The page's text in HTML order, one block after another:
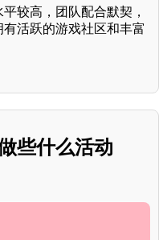
较高，团队配合默契，
活跃的游戏社区和丰富
些什么活动